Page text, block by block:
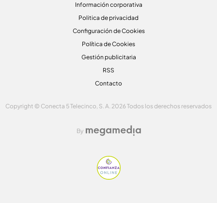
Información corporativa
Politica de privacidad
Configuración de Cookies
Política de Cookies
Gestión publicitaria
RSS
Contacto
Copyright © Conecta 5 Telecinco, S. A. 2026 Todos los derechos reservados
By